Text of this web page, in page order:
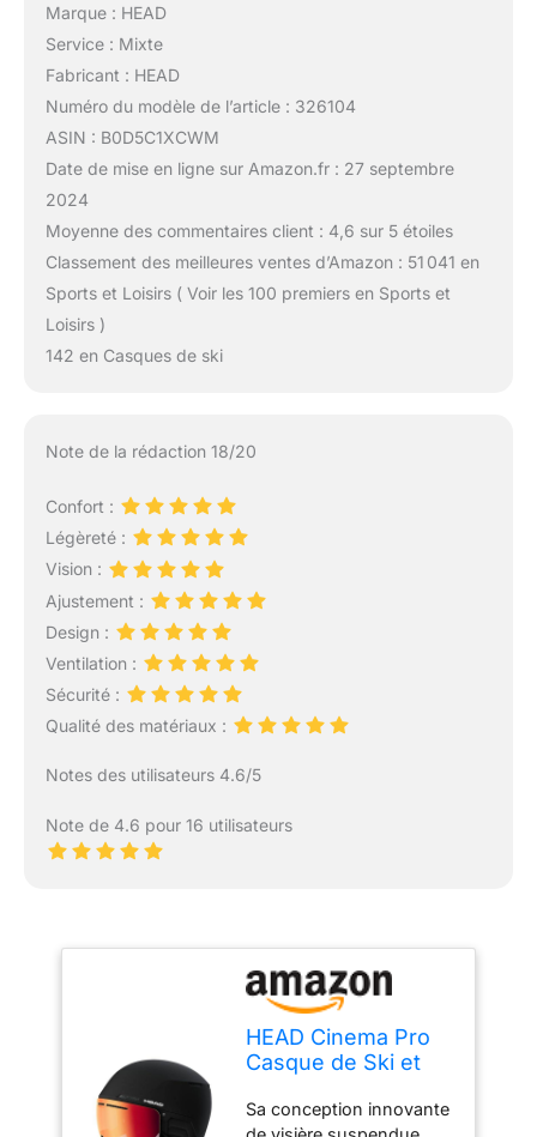
Marque : HEAD
Service : Mixte
Fabricant : HEAD
Numéro du modèle de l’article : 326104
ASIN : B0D5C1XCWM
Date de mise en ligne sur Amazon.fr : 27 septembre
2024
Moyenne des commentaires client : 4,6 sur 5 étoiles
Classement des meilleures ventes d’Amazon : 51 041 en
Sports et Loisirs ( Voir les 100 premiers en Sports et
Loisirs )
142 en Casques de ski
Note de la rédaction 18/20
Confort :
Légèreté :
Vision :
Ajustement :
Design :
Ventilation :
Sécurité :
Qualité des matériaux :
Notes des utilisateurs 4.6/5
Note de 4.6 pour 16 utilisateurs
HEAD Cinema Pro
Casque de Ski et
Unisexe, Noir,
Sa conception innovante